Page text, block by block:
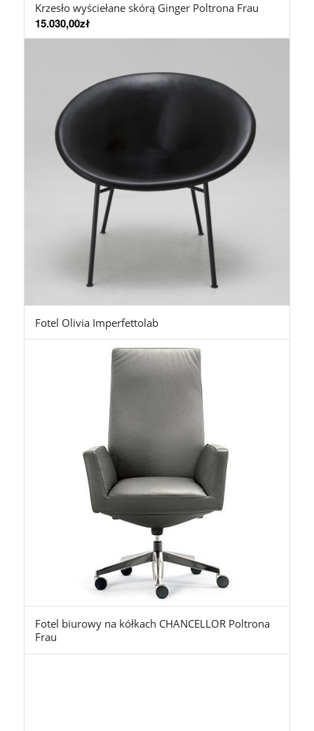
Krzesło wyściełane skórą Ginger Poltrona Frau
15.030,00zł
Fotel Olivia Imperfettolab
Fotel biurowy na kółkach CHANCELLOR Poltrona
Frau